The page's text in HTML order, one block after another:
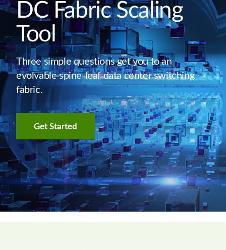
DC Fabric Scaling
Tool
Three simple questions get you to an
evolvable spine-leaf data center switching
fabric.
Get Started